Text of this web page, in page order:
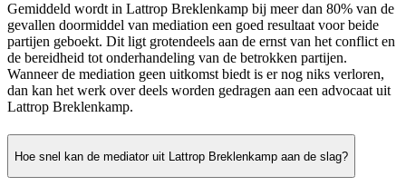
Gemiddeld wordt in Lattrop Breklenkamp bij meer dan 80% van de
gevallen doormiddel van mediation een goed resultaat voor beide
partijen geboekt. Dit ligt grotendeels aan de ernst van het conflict en
de bereidheid tot onderhandeling van de betrokken partijen.
Wanneer de mediation geen uitkomst biedt is er nog niks verloren,
dan kan het werk over deels worden gedragen aan een advocaat uit
Lattrop Breklenkamp.
Hoe snel kan de mediator uit Lattrop Breklenkamp aan de slag?